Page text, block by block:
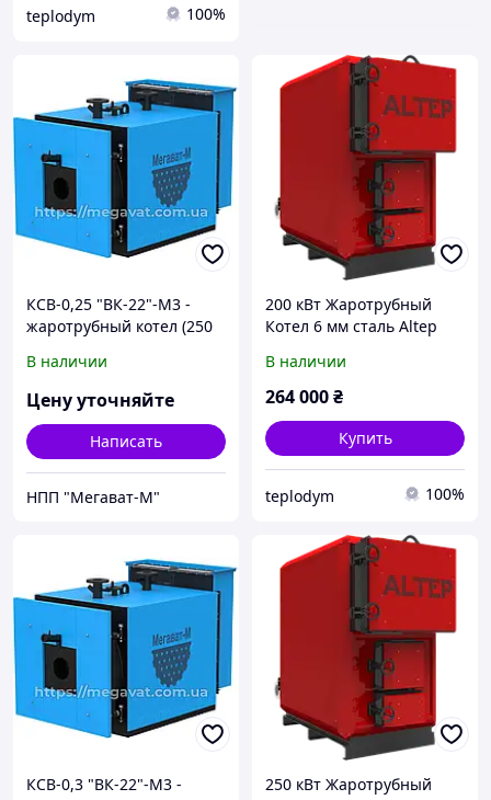
teplodym 100%
КСВ-0,25 "ВК-22"-М3 -
жаротрубный котел (250
В наличии
Цену уточняйте
Написать
НПП "Мегават-М"
200 кВт Жаротрубный
Котел 6 мм сталь Altep
В наличии
264 000₴
Купить
teplodym 100%
КСВ-0,3 "ВК-22"-М3 -
250 кВт Жаротрубный